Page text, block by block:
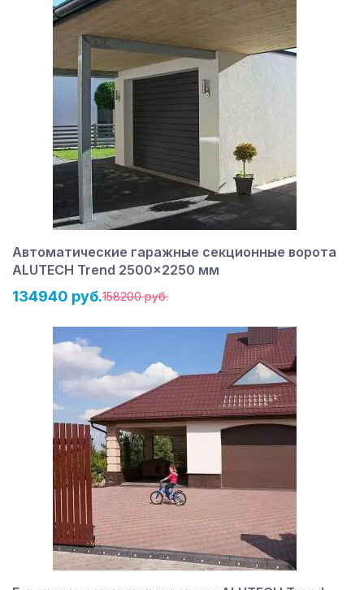
Автоматические гаражные секционные ворота
ALUTECH Trend 2500×2250 мм
134940 руб.158200 руб.